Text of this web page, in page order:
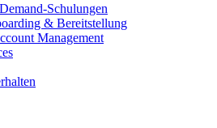
Schulungen
& Bereitstellung
Management